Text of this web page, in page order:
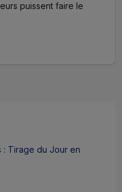
puissent faire le
: Tirage du Jour en